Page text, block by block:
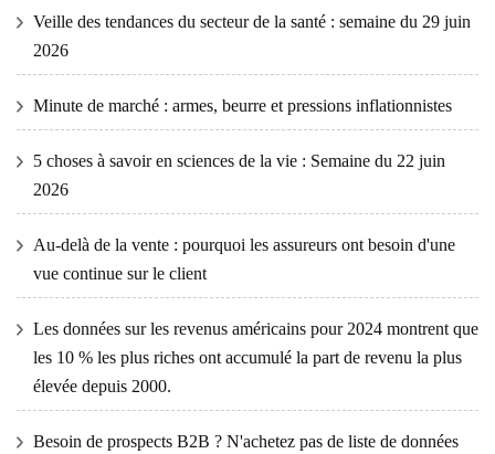
Veille des tendances du secteur de la santé : semaine du 29 juin
2026
Minute de marché : armes, beurre et pressions inflationnistes
5 choses à savoir en sciences de la vie : Semaine du 22 juin
2026
Au-delà de la vente : pourquoi les assureurs ont besoin d'une
vue continue sur le client
Les données sur les revenus américains pour 2024 montrent que
les 10 % les plus riches ont accumulé la part de revenu la plus
élevée depuis 2000.
Besoin de prospects B2B ? N'achetez pas de liste de données